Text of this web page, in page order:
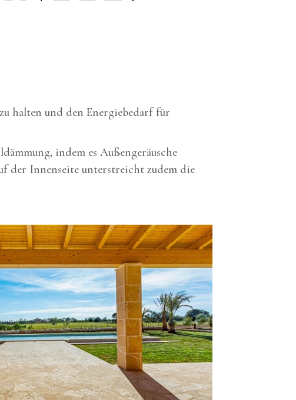
halten und den Energiebedarf für
indem es Außengeräusche
der Innenseite unterstreicht zudem die